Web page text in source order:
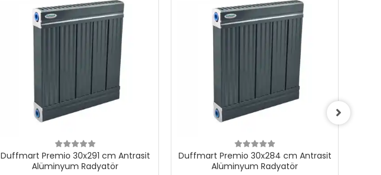
Duffmart Premio 30x291 cm Antrasit
Alüminyum Radyatör
Duffmart Premio 30x284 cm Antrasit
Alüminyum Radyatör